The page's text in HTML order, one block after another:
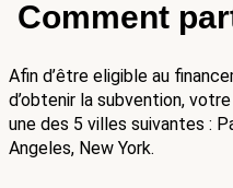
Comment
Afin d’être eligible au
d’obtenir la subvention,
une des 5 villes suivantes :
Angeles, New York.